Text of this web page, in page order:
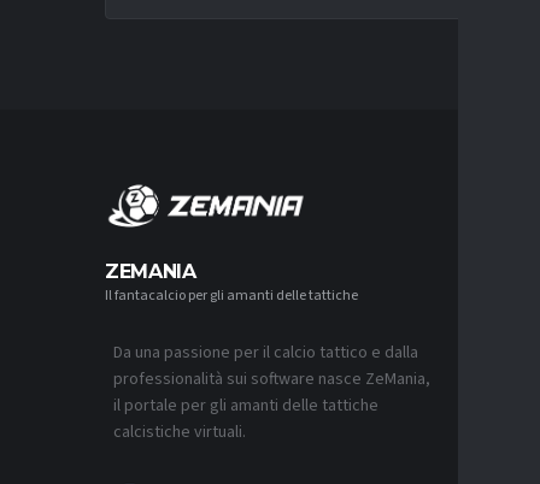
ZEMANIA
Il fantacalcio per gli amanti delle tattiche
Da una passione per il calcio tattico e dalla
professionalità sui software nasce ZeMania,
il portale per gli amanti delle tattiche
calcistiche virtuali.